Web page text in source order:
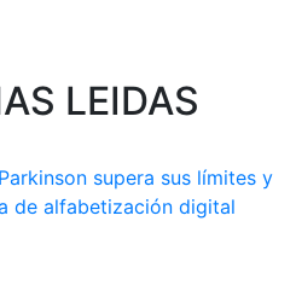
LEIDAS
supera sus límites y
de alfabetización digital